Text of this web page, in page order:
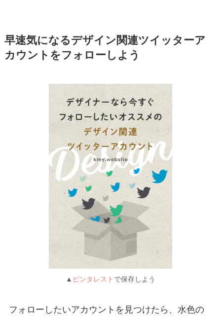
早速気になるデザイン関連ツイッターア
カウントをフォローしよう
▲ ピンタレスト で保存しよう
フォローしたいアカウントを見つけたら、水色の